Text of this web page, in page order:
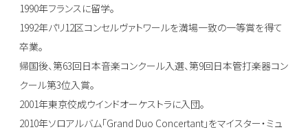
1990年フランスに留学。
1992年パリ12区コンセルヴァトワールを満場一致の一等賞を得て
卒業。
帰国後、第63回日本音楽コンクール入選、第9回日本管打楽器コン
クール第3位入賞。
2001年東京佼成ウインドオーケストラに入団。
2010年ソロアルバム「Grand Duo Concertant」をマイスター・ミュ